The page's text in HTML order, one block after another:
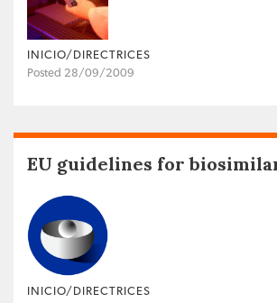
INICIO/DIRECTRICES
Posted 28/09/2009
EU guidelines for
INICIO/DIRECTRICES